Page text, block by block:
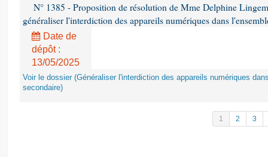
N° 1385 - Proposition de résolution de Mme Delphine
généraliser l'interdiction des appareils numériques dans
Date de
dépôt :
13/05/2025
Voir le dossier (Généraliser l'interdiction des appareils numériques
secondaire)
1 2 3